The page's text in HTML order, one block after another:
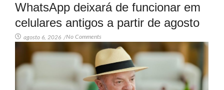
WhatsApp deixará de funcionar em
celulares antigos a partir de agosto
agosto 6, 2026 /No Comments